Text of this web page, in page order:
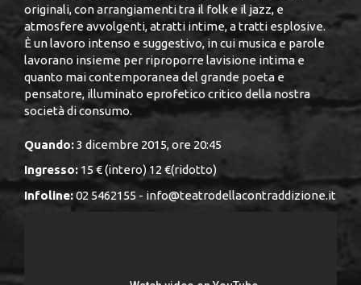
originali, con arrangiamenti tra il folk e il jazz, e
atmosfere avvolgenti, atratti intime, a tratti esplosive.
È un lavoro intenso e suggestivo, in cui musica e parole
lavorano insieme per riproporre lavisione intima e
quanto mai contemporanea del grande poeta e
pensatore, illuminato eprofetico critico della nostra
società di consumo.
Quando:3 dicembre 2015, ore 20:45
Ingresso: 15 € (intero) 12 €(ridotto)
Infoline:02 5462155 - info@teatrodellacontraddizione.it